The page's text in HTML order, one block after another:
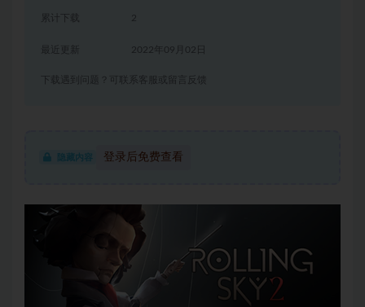
累计下载 2
2022年09月02日
下载遇到问题？可联系客服或留言反馈
隐藏内容 登录后免费查看